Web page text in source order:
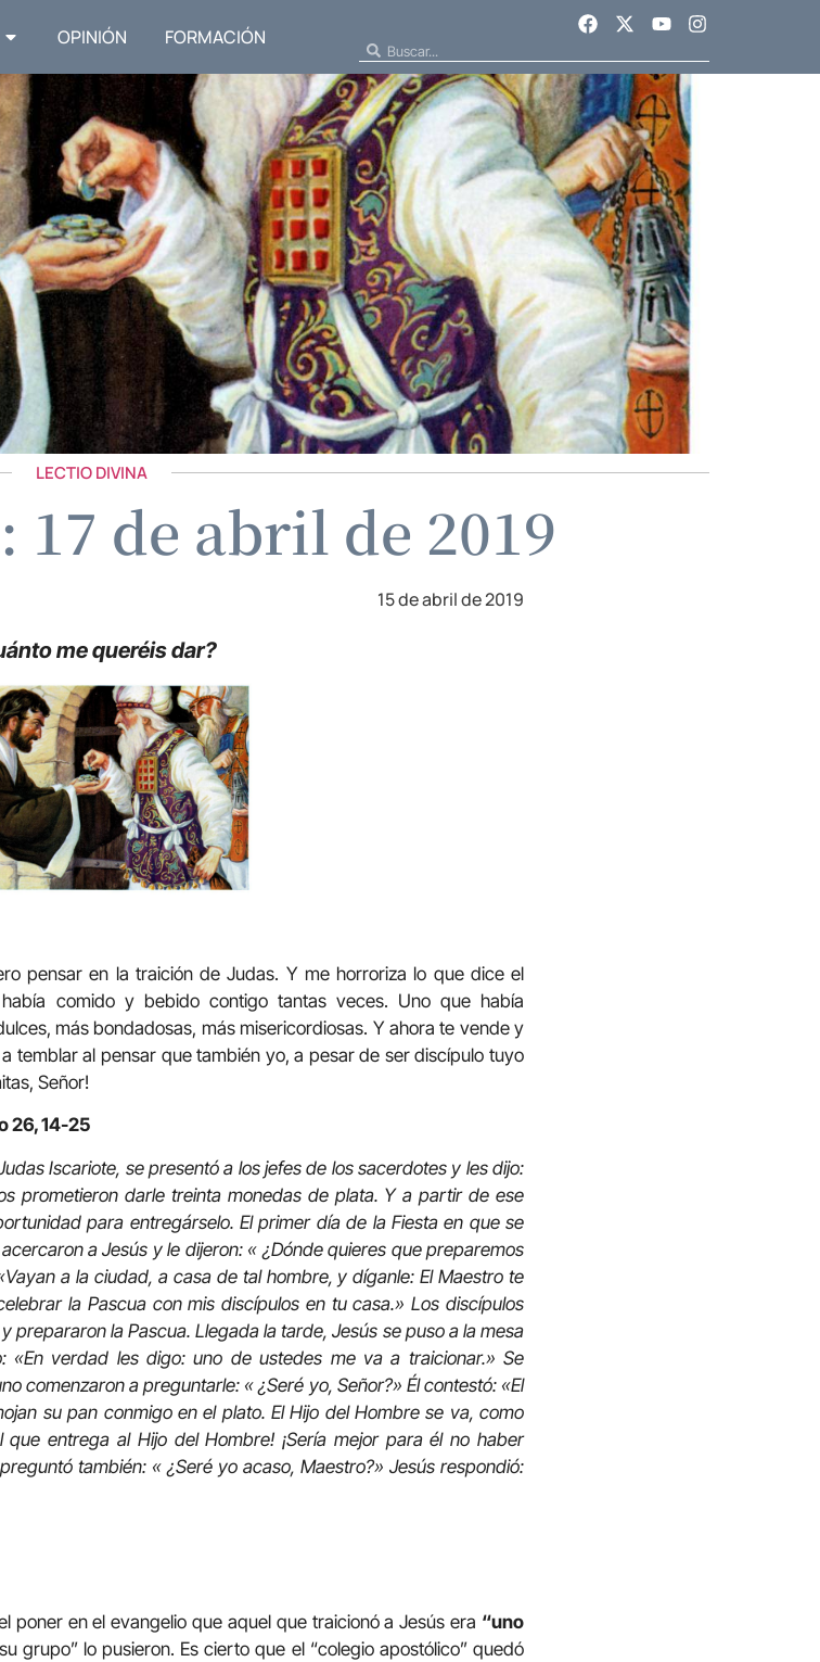
OPINIÓN FORMACIÓN
LECTIO DIVINA
de abril de 2019
15 de abril de 2019
me queréis dar?
pensar en la traición de Judas. Y me horroriza lo que dice el
comido y bebido contigo tantas veces. Uno que había
más bondadosas, más misericordiosas. Y ahora te vende y
temblar al pensar que también yo, a pesar de ser discípulo tuyo
Señor!
26, 14-25
Iscariote, se presentó a los jefes de los sacerdotes y les dijo:
prometieron darle treinta monedas de plata. Y a partir de ese
para entregárselo. El primer día de la Fiesta en que se
a Jesús y le dijeron: « ¿Dónde quieres que preparemos
a la ciudad, a casa de tal hombre, y díganle: El Maestro te
la Pascua con mis discípulos en tu casa.» Los discípulos
prepararon la Pascua. Llegada la tarde, Jesús se puso a la mesa
«En verdad les digo: uno de ustedes me va a traicionar.» Se
comenzaron a preguntarle: « ¿Seré yo, Señor?» Él contestó: «El
su pan conmigo en el plato. El Hijo del Hombre se va, como
entrega al Hijo del Hombre! ¡Sería mejor para él no haber
también: « ¿Seré yo acaso, Maestro?» Jesús respondió:
poner en el evangelio que aquel que traicionó a Jesús era “uno
grupo” lo pusieron. Es cierto que el “colegio apostólico” quedó